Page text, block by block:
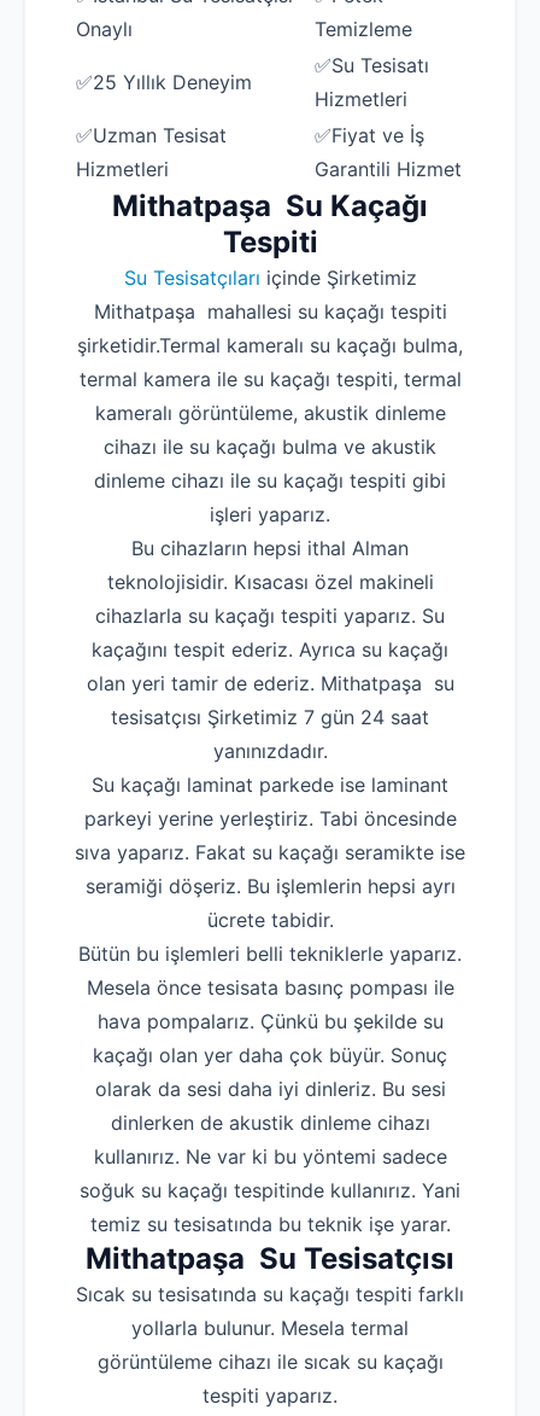
Onaylı
Temizleme
✅25 Yıllık Deneyim
✅Su Tesisatı
Hizmetleri
✅Uzman Tesisat
Hizmetleri
✅Fiyat ve İş
Garantili Hizmet
Mithatpaşa Su Kaçağı
Tespiti
Su Tesisatçıları içinde Şirketimiz
Mithatpaşa mahallesi su kaçağı tespiti
şirketidir.Termal kameralı su kaçağı bulma,
termal kamera ile su kaçağı tespiti, termal
kameralı görüntüleme, akustik dinleme
cihazı ile su kaçağı bulma ve akustik
dinleme cihazı ile su kaçağı tespiti gibi
işleri yaparız.
Bu cihazların hepsi ithal Alman
teknolojisidir. Kısacası özel makineli
cihazlarla su kaçağı tespiti yaparız. Su
kaçağını tespit ederiz. Ayrıca su kaçağı
olan yeri tamir de ederiz. Mithatpaşa su
tesisatçısı Şirketimiz 7 gün 24 saat
yanınızdadır.
Su kaçağı laminat parkede ise laminant
parkeyi yerine yerleştiriz. Tabi öncesinde
sıva yaparız. Fakat su kaçağı seramikte ise
seramiği döşeriz. Bu işlemlerin hepsi ayrı
ücrete tabidir.
Bütün bu işlemleri belli tekniklerle yaparız.
Mesela önce tesisata basınç pompası ile
hava pompalarız. Çünkü bu şekilde su
kaçağı olan yer daha çok büyür. Sonuç
olarak da sesi daha iyi dinleriz. Bu sesi
dinlerken de akustik dinleme cihazı
kullanırız. Ne var ki bu yöntemi sadece
soğuk su kaçağı tespitinde kullanırız. Yani
temiz su tesisatında bu teknik işe yarar.
Mithatpaşa Su Tesisatçısı
Sıcak su tesisatında su kaçağı tespiti farklı
yollarla bulunur. Mesela termal
görüntüleme cihazı ile sıcak su kaçağı
tespiti yaparız.